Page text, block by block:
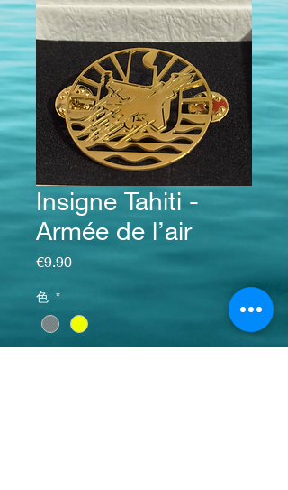
Insigne Tahiti -
Armée de l’air
€9.90価格
色 *